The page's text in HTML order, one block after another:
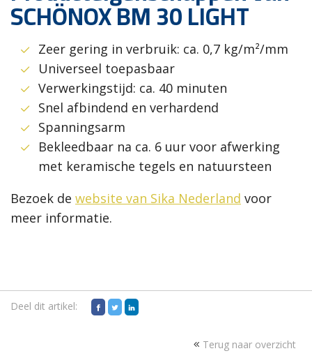
SCHÖNOX BM 30 LIGHT
Zeer gering in verbruik: ca. 0,7 kg/m²/mm
Universeel toepasbaar
Verwerkingstijd: ca. 40 minuten
Snel afbindend en verhardend
Spanningsarm
Bekleedbaar na ca. 6 uur voor afwerking
met keramische tegels en natuursteen
Bezoek de website van Sika Nederland voor
meer informatie.
Deel dit artikel:
Terug naar overzicht